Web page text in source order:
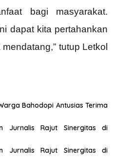
bagi masyarakat.
dapat kita pertahankan
tutup Letkol
Bahodopi Antusias Terima
Jurnalis Rajut Sinergitas di
Jurnalis Rajut Sinergitas di